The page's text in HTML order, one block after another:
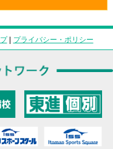
| プライバシー・ポリシー